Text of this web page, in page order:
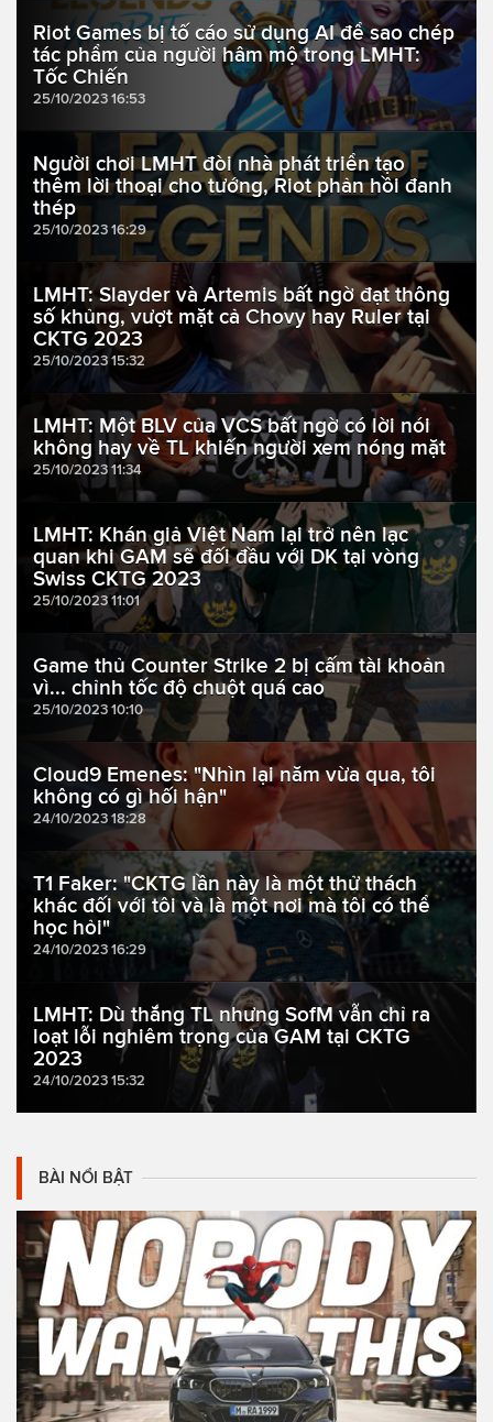
Riot Games bị tố cáo sử dụng AI để sao chép
tác phẩm của người hâm mộ trong LMHT:
Tốc Chiến
25/10/2023 16:53
Người chơi LMHT đòi nhà phát triển tạo
thêm lời thoại cho tướng, Riot phản hồi đanh
thép
25/10/2023 16:29
LMHT: Slayder và Artemis bất ngờ đạt thông
số khủng, vượt mặt cả Chovy hay Ruler tại
CKTG 2023
25/10/2023 15:32
LMHT: Một BLV của VCS bất ngờ có lời nói
không hay về TL khiến người xem nóng mặt
25/10/2023 11:34
LMHT: Khán giả Việt Nam lại trở nên lạc
quan khi GAM sẽ đối đầu với DK tại vòng
Swiss CKTG 2023
25/10/2023 11:01
Game thủ Counter Strike 2 bị cấm tài khoản
vì... chỉnh tốc độ chuột quá cao
25/10/2023 10:10
Cloud9 Emenes: "Nhìn lại năm vừa qua, tôi
không có gì hối hận"
24/10/2023 18:28
T1 Faker: "CKTG lần này là một thử thách
khác đối với tôi và là một nơi mà tôi có thể
học hỏi"
24/10/2023 16:29
LMHT: Dù thắng TL nhưng SofM vẫn chỉ ra
loạt lỗi nghiêm trọng của GAM tại CKTG
2023
24/10/2023 15:32
BÀI NỔI BẬT